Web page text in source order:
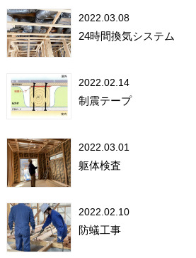
2022.03.08
24時間換気システム
2022.02.14
制震テープ
2022.03.01
躯体検査
2022.02.10
防蟻工事